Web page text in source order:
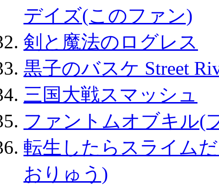
デイズ(このファン)
剣と魔法のログレス
黒子のバスケ Street
三国大戦スマッシュ
ファントムオブキル(
転生したらスライム
おりゅう)